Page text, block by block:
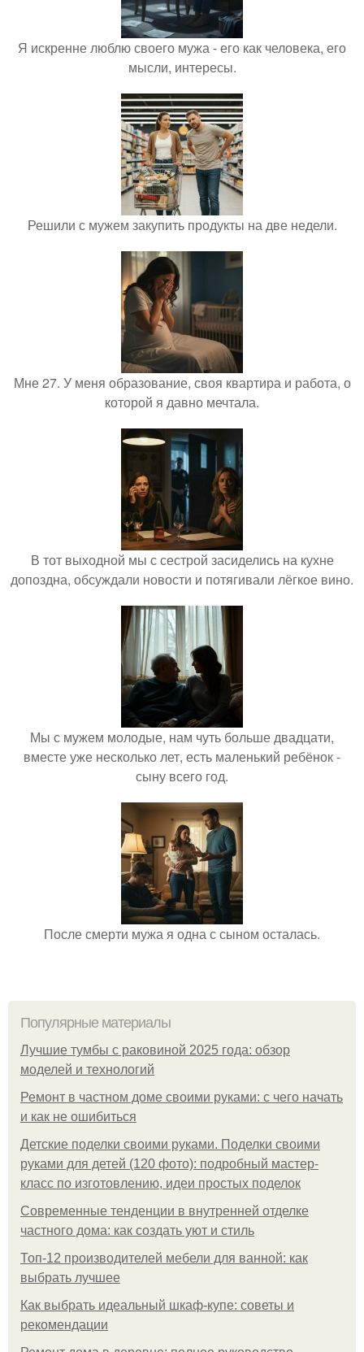
Я искренне люблю своего мужа - его как человека, его
мысли, интересы.
Решили с мужем закупить продукты на две недели.
Мне 27. У меня образование, своя квартира и работа, о
которой я давно мечтала.
В тот выходной мы с сестрой засиделись на кухне
допоздна, обсуждали новости и потягивали лёгкое вино.
Мы с мужем молодые, нам чуть больше двадцати,
вместе уже несколько лет, есть маленький ребёнок -
сыну всего год.
После смерти мужа я одна с сыном осталась.
Популярные материалы
Лучшие тумбы с раковиной 2025 года: обзор
моделей и технологий
Ремонт в частном доме своими руками: с чего начать
и как не ошибиться
Детские поделки своими руками. Поделки своими
руками для детей (120 фото): подробный мастер-
класс по изготовлению, идеи простых поделок
Современные тенденции в внутренней отделке
частного дома: как создать уют и стиль
Топ-12 производителей мебели для ванной: как
выбрать лучшее
Как выбрать идеальный шкаф-купе: советы и
рекомендации